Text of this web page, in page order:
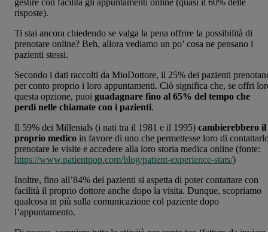
gestire con facilità gli appuntamenti online (quasi il 60% delle
risposte).
Ti stai ancora chiedendo se valga la pena offrire la possibilità di
prenotare online? Beh, allora vediamo un po’ cosa ne pensano i
pazienti stessi.
Secondo i dati raccolti da MioDottore, il 25% dei pazienti
per conto proprio i loro appuntamenti. Ciò significa che, se offri
questa opzione, puoi guadagnare fino al 65% del tempo che
perdi nelle chiamate con i pazienti.
Il 59% dei Millenials (i nati tra il 1981 e il 1995) cambierebbero il
proprio medico in favore di uno che permettesse loro di
prenotare le visite e accedere alla loro storia medica online (fonte:
https://www.patientpop.com/blog/patient-experience-stats/)
Inoltre, fino all’84% dei pazienti si aspetta di poter contattare con
facilità il proprio dottore anche dopo la visita. Dunque, scopriamo
qualcosa in più sulla comunicazione col paziente dopo
l’appuntamento.